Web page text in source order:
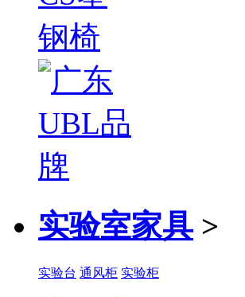
实验室家具 >
实验台 通风柜 实验柜